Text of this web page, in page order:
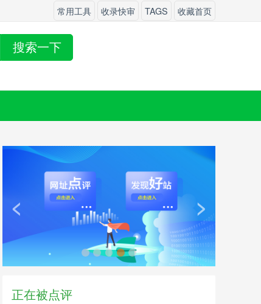
常用工具 收录快审 TAGS 收藏首页
搜索一下
< >
正在被点评